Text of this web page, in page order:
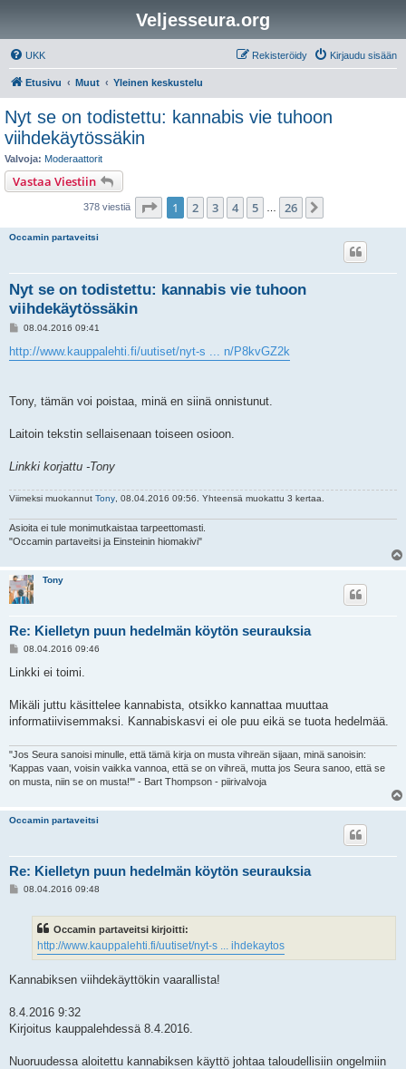
Veljesseura.org
UKK Kirjaudu sisään
Rekisteröidy
Etusivu Muut Yleinen keskustelu
Nyt se on todistettu: kannabis vie tuhoon
viihdekäytössäkin
Valvoja: Moderaattorit
Vastaa Viestiin
378 viestiä Sivu /26
1 2 3 4 5 26
Occamin partaveitsi
Nyt se on todistettu: kannabis vie tuhoon
viihdekäytössäkin
V
e
s
08.04.2016 09:41
http://www.kauppalehti.fi/uutiset/nyt-s ... n/P8kvGZ2k
Tony, tämän voi poistaa, minä en siinä onnistunut.
Laitoin tekstin sellaisenaan toiseen osioon.
Linkki korjattu -Tony
Viimeksi muokannut Tony , 08.04.2016 09:56. Yhteensä muokattu 3 kertaa.
Asioita ei tule monimutkaistaa tarpeettomasti.
"Occamin partaveitsi ja Einsteinin hiomakivi"
Tony
Re: Kielletyn puun hedelmän köytön seurauksia
V
e
i
08.04.2016 09:46
Linkki ei toimi.
Mikäli juttu käsittelee kannabista, otsikko kannattaa muuttaa
informatiivisemmaksi. Kannabiskasvi ei ole puu eikä se tuota hedelmää.
"Jos Seura sanoisi minulle, että tämä kirja on musta vihreän sijaan, minä sanoisin:
'Kappas vaan, voisin vaikka vannoa, että se on vihreä, mutta jos Seura sanoo, että se
on musta, niin se on musta!'" - Bart Thompson - piirivalvoja
Occamin partaveitsi
Re: Kielletyn puun hedelmän köytön seurauksia
V08.04.2016 09:48
Occamin partaveitsi kirjoitti:
http://www.kauppalehti.fi/uutiset/nyt-s ... ihdekaytos
Kannabiksen viihdekäyttökin vaarallista!
8.4.2016 9:32
Kirjoitus kauppalehdessä 8.4.2016.
Nuoruudessa aloitettu kannabiksen käyttö johtaa taloudellisiin ongelmiin